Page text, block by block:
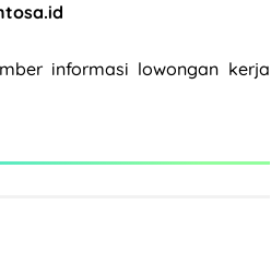
informasi lowongan kerja